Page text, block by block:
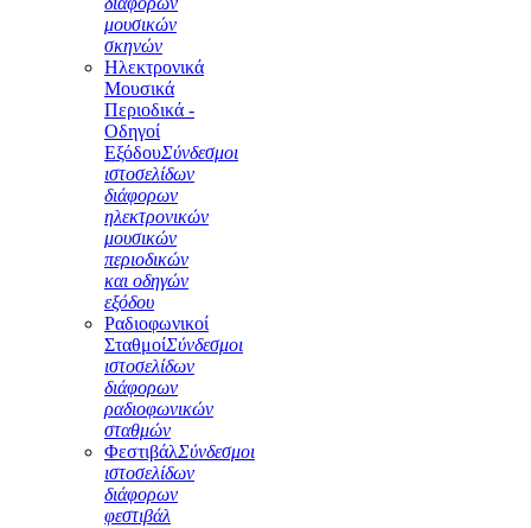
μουσικών
σκηνών
Ηλεκτρονικά
Μουσικά
Περιοδικά -
Οδηγοί
ΕξόδουΣύνδεσμοι
ιστοσελίδων
διάφορων
ηλεκτρονικών
μουσικών
περιοδικών
και οδηγών
εξόδου
Ραδιοφωνικοί
ΣταθμοίΣύνδεσμοι
ιστοσελίδων
διάφορων
ραδιοφωνικών
σταθμών
ΦεστιβάλΣύνδεσμοι
ιστοσελίδων
διάφορων
φεστιβάλ